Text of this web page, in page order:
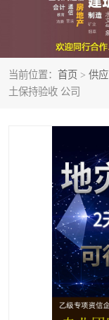
当前位置： 首页 > 供
土保持验收 公司
水资源论证报告
地质灾害评估报
节能评估报告